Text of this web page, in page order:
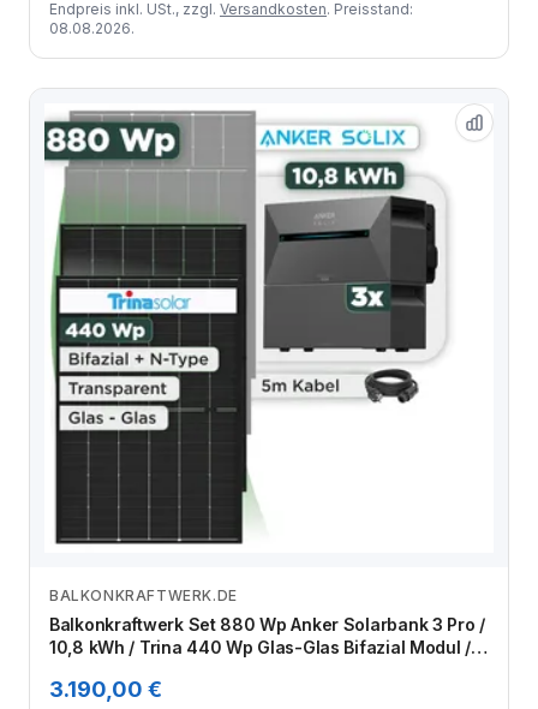
Endpreis inkl. USt., zzgl. Versandkosten. Preisstand:
08.08.2026.
Zum Angebot
BALKONKRAFTWERK.DE
Balkonkraftwerk Set 880 Wp Anker Solarbank 3 Pro /
10,8 kWh / Trina 440 Wp Glas-Glas Bifazial Modul / 2
3.190,00 €